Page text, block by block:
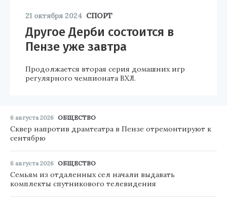
21 октября 2024 СПОРТ
Другое Дерби состоится в
Пензе уже завтра
Продолжается вторая серия домашних игр
регулярного чемпионата ВХЛ.
6 августа 2026 ОБЩЕСТВО
Сквер напротив драмтеатра в Пензе отремонтируют к
сентябрю
6 августа 2026 ОБЩЕСТВО
Семьям из отдаленных сел начали выдавать
комплекты спутникового телевидения